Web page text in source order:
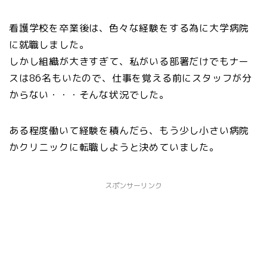
看護学校を卒業後は、色々な経験をする為に大学病院
に就職しました。
しかし組織が大きすぎて、私がいる部署だけでもナー
スは86名もいたので、仕事を覚える前にスタッフが分
からない・・・そんな状況でした。
ある程度働いて経験を積んだら、もう少し小さい病院
かクリニックに転職しようと決めていました。
スポンサーリンク